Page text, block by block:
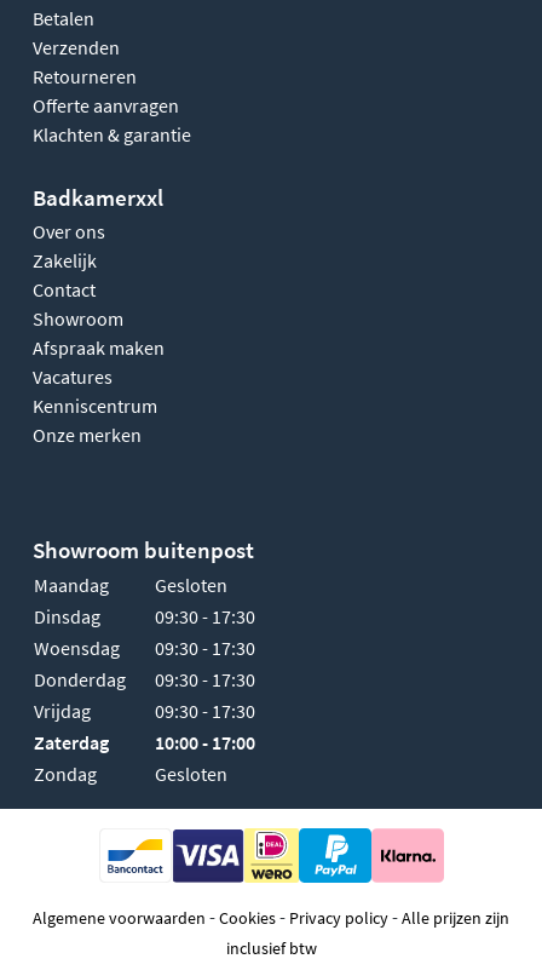
Betalen
Verzenden
Retourneren
Offerte aanvragen
Klachten & garantie
Badkamerxxl
Over ons
Zakelijk
Contact
Showroom
Afspraak maken
Vacatures
Kenniscentrum
Onze merken
Showroom buitenpost
Maandag
Gesloten
Dinsdag
09:30 - 17:30
Woensdag
09:30 - 17:30
Donderdag
09:30 - 17:30
Vrijdag
09:30 - 17:30
Zaterdag
10:00 - 17:00
Zondag
Gesloten
Algemene voorwaarden -Cookies- Privacy policy-Alle prijzen zijn
inclusief btw